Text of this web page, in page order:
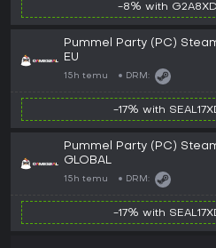
-8% with
Pummel Party (PC)
EU
15h temu DRM:
-17% with
Pummel Party (PC)
GLOBAL
15h temu DRM:
-17% with